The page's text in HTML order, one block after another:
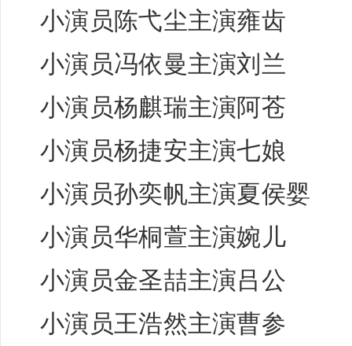
小演员陈弋尘主演雍齿
小演员冯依曼主演刘兰
小演员杨麒瑞主演阿苍
小演员杨捷安主演七娘
小演员孙奕帆主演夏侯婴
小演员华桐萱主演婉儿
小演员金圣喆主演吕公
小演员王浩然主演曹参